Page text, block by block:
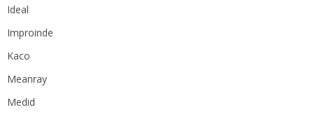
Ideal
Improinde
Kaco
Meanray
Medid